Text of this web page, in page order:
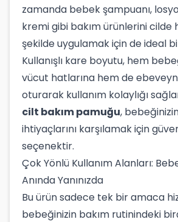
zamanda bebek şampuanı,
kremi gibi bakım ürünlerini cilde
şekilde uygulamak için de ideal
Kullanışlı kare boyutu, hem
vücut hatlarına hem de
oturarak kullanım kolaylığı
cilt bakım pamuğu,
ihtiyaçlarını karşılamak için
seçenektir.
Çok Yönlü Kullanım Alanları:
Anında Yanınızda
Bu ürün sadece tek bir amaca
bebeğinizin bakım rutinindeki